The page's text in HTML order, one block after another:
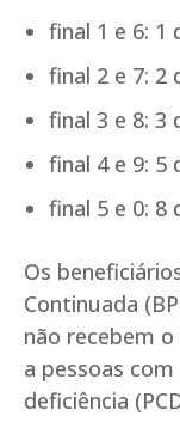
final 1 e 6: 1
final 2 e 7: 2
final 3 e 8: 3
final 4 e 9: 5
final 5 e 0: 8
Os
Continuada
não recebem o
a pessoas
deficiência